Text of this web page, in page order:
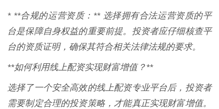
* **合规的运营资质：** 选择拥有合法运营资质的平
台是保障自身权益的重要前提。投资者应仔细核查平
台的资质证明，确保其符合相关法律法规的要求。
**如何利用线上配资实现财富增值？**
选择了一个安全高效的线上配资专业平台后，投资者
需要制定合理的投资策略，才能真正实现财富增值。